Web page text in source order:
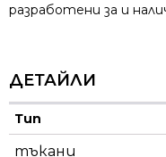
разработени за и
ДЕТАЙЛИ
Тип
тъкани